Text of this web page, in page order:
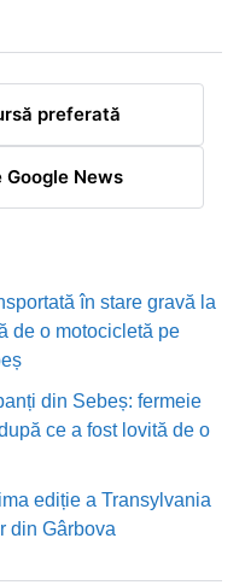
preferată
News
în stare gravă la
de o motocicletă pe
din Sebeș: fermeie
ce a fost lovită de o
ediție a Transylvania
din Gârbova